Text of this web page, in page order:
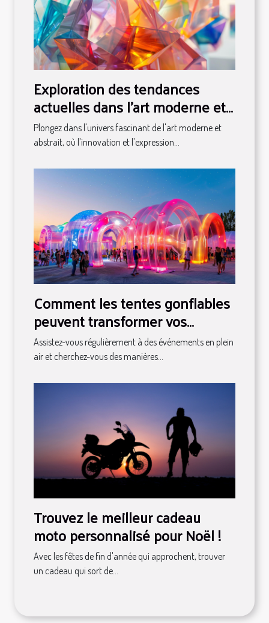
Exploration des tendances
actuelles dans l'art moderne et
abstrait
Plongez dans l'univers fascinant de l'art moderne et
abstrait, où l'innovation et l'expression...
Comment les tentes gonflables
peuvent transformer vos
événements en spectacles
Assistez-vous régulièrement à des événements en plein
air et cherchez-vous des manières...
Trouvez le meilleur cadeau
moto personnalisé pour Noël !
Avec les fêtes de fin d'année qui approchent, trouver
un cadeau qui sort de...